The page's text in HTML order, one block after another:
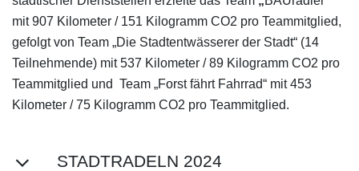
mit 907 Kilometer / 151 Kilogramm CO2 pro Teammitglied,
gefolgt von Team „Die Stadtentwässerer der Stadt“ (14
Teilnehmende) mit 537 Kilometer / 89 Kilogramm CO2 pro
Teammitglied und Team „Forst fährt Fahrrad“ mit 453
Kilometer / 75 Kilogramm CO2 pro Teammitglied.
STADTRADELN 2024